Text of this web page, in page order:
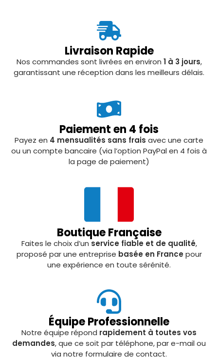
Livraison Rapide
Nos commandes sont livrées en environ 1 à 3 jours,
garantissant une réception dans les meilleurs délais.
Paiement en 4 fois
Payez en 4 mensualités sans frais avec une carte
ou un compte bancaire (via l’option PayPal en 4 fois à
la page de paiement)
Boutique Française
Faites le choix d’un service fiable et de qualité,
proposé par une entreprise basée en Francepour
une expérience en toute sérénité.
Équipe Professionnelle
Notre équipe répond rapidement à toutes vos
demandes, que ce soit par téléphone, par e-mail ou
via notre formulaire de contact.